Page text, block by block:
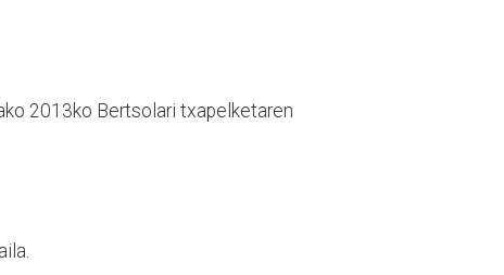
2013ko Bertsolari txapelketaren